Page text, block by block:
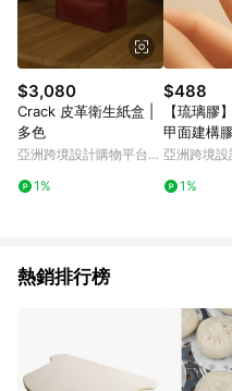
顯示為準。 7. LINE購物設有「單
殊活動時開放「回饋無上限」)
計算，並依訂單成立時間當下
8. LINE購物為購物資訊整合性平
如顯示之商品規格、顏色、價位
頁不符，以銷售網頁標示為準。
日期+180天以內至LINE購物客服
行申訴，恕無法贈點回饋。 10. 部
用，或不適用於無回饋商品。各
$3,080
Crack 皮革衛生紙盒 |
多色
亞洲跨境設計購物平台
1%
$488
【琉璃膠
甲面建構
亞洲跨境設
1%
熱銷排行榜